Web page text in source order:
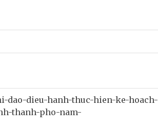
dao-dieu-hanh-thuc-hien-ke-hoach-
thanh-pho-nam-